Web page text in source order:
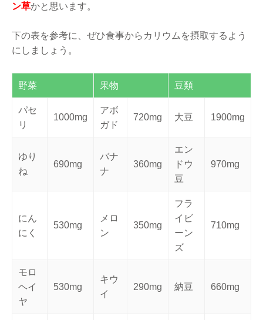
ン草かと思います。
下の表を参考に、ぜひ食事からカリウムを摂取するよう
にしましょう。
野菜 果物 豆類
パセ
リ
1000mg
アボ
ガド
720mg 大豆 1900mg
ゆり
ね
690mg
バナ
ナ
360mg
エン
ドウ
豆
970mg
にん
にく
530mg
メロ
ン
350mg
フラ
イビ
ーン
ズ
710mg
モロ
ヘイ
ヤ
530mg
キウ
イ
290mg 納豆 660mg